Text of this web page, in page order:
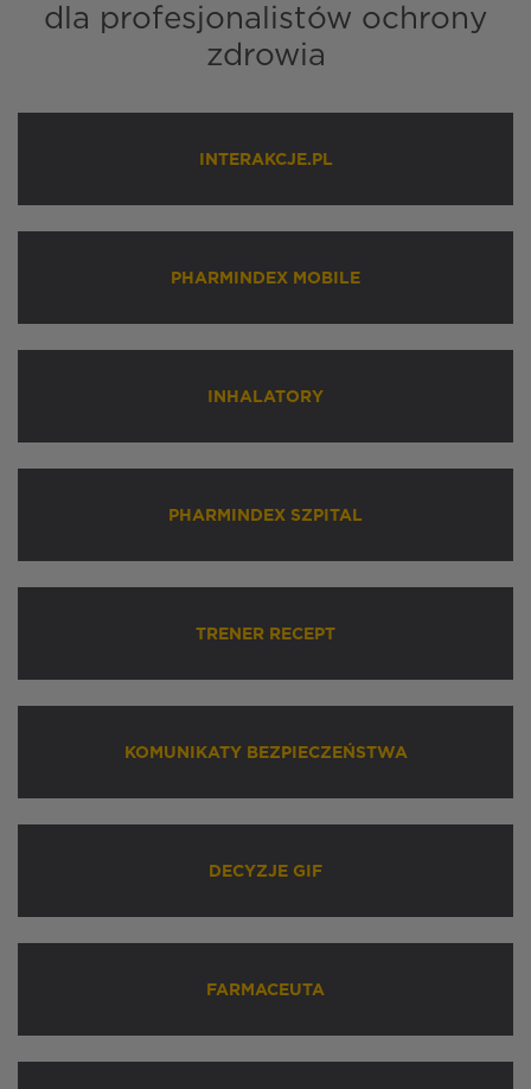
dla profesjonalistów ochrony
zdrowia
INTERAKCJE.PL
PHARMINDEX MOBILE
INHALATORY
PHARMINDEX SZPITAL
TRENER RECEPT
KOMUNIKATY BEZPIECZEŃSTWA
DECYZJE GIF
FARMACEUTA